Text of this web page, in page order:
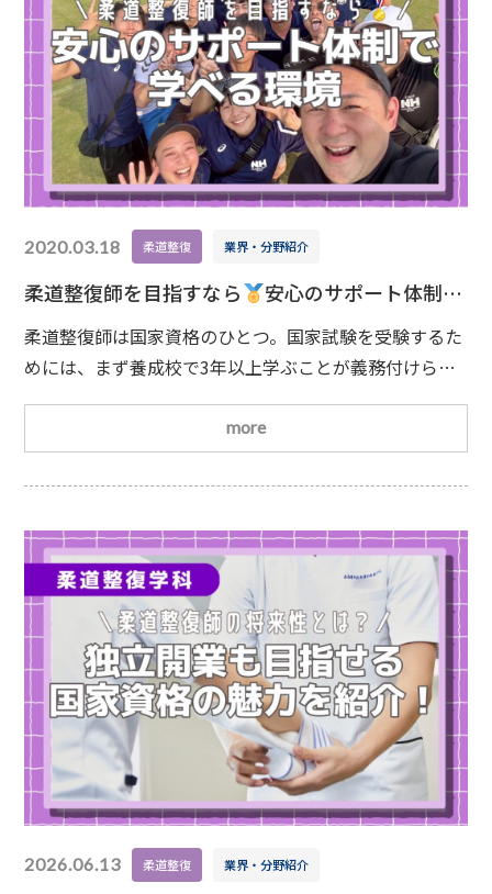
2020.03.18 柔道整復 業界・分野紹介
柔道整復師を目指すなら
安心のサポート体制で
学べる環境
柔道整復師は国家資格のひとつ。国家試験を受験するた
めには、まず養成校で3年以上学ぶことが義務付けられ
ています。専門学校や大学など、さまざまな養成校があ
りますが、名古屋平成では万全のサポート体制のもと、
安心して学ぶことができます！
担任制だからこそでき
る、きめ細かなサポート柔道整復学科では、クラスごと
験対策や実技の習得、就職活動など――学びの中で
more
2026.06.13 柔道整復 業界・分野紹介